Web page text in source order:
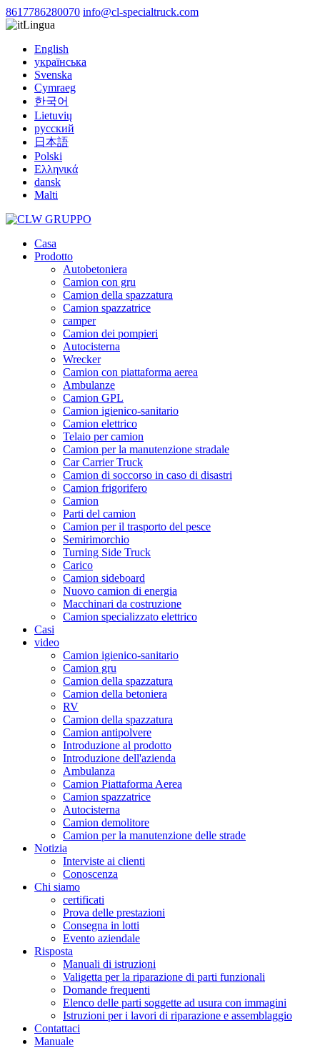
8617786280070 info@cl-specialtruck.com
Lingua
English
українська
Svenska
Cymraeg
한국어
Lietuvių
русский
日本語
Polski
Ελληνικά
dansk
Malti
Casa
Prodotto
Autobetoniera
Camion con gru
Camion della spazzatura
Camion spazzatrice
camper
Camion dei pompieri
Autocisterna
Wrecker
Camion con piattaforma aerea
Ambulanze
Camion GPL
Camion igienico-sanitario
Camion elettrico
Telaio per camion
Camion per la manutenzione stradale
Car Carrier Truck
Camion di soccorso in caso di disastri
Camion frigorifero
Camion
Parti del camion
Camion per il trasporto del pesce
Semirimorchio
Turning Side Truck
Carico
Camion sideboard
Nuovo camion di energia
Macchinari da costruzione
Camion specializzato elettrico
Casi
video
Camion igienico-sanitario
Camion gru
Camion della spazzatura
Camion della betoniera
RV
Camion della spazzatura
Camion antipolvere
Introduzione al prodotto
Introduzione dell'azienda
Ambulanza
Camion Piattaforma Aerea
Camion spazzatrice
Autocisterna
Camion demolitore
Camion per la manutenzione delle strade
Notizia
Interviste ai clienti
Conoscenza
Chi siamo
certificati
Prova delle prestazioni
Consegna in lotti
Evento aziendale
Risposta
Manuali di istruzioni
Valigetta per la riparazione di parti funzionali
Domande frequenti
Elenco delle parti soggette ad usura con immagini
Istruzioni per i lavori di riparazione e assemblaggio
Contattaci
Manuale